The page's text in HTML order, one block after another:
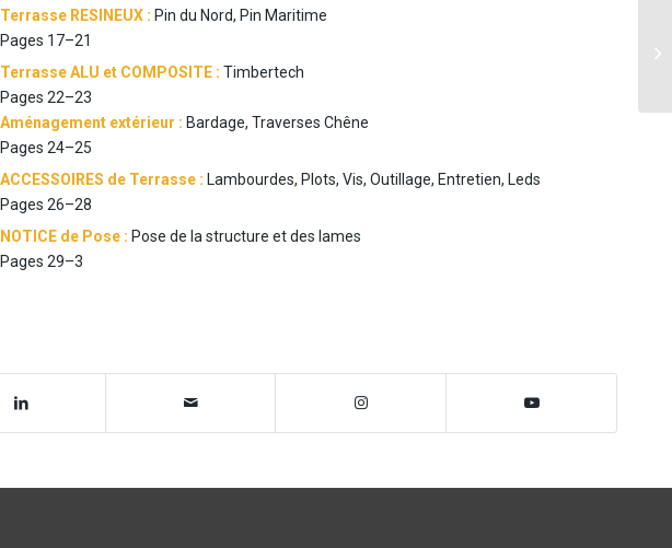
Terrasse RESINEUX : Pin du Nord, Pin Maritime
Pages 1 7–21
Terrasse ALU et COMPOSITE :Timbertech
Pages 22–23
Aménagement extérieur : Bardage, Traverses Chêne
Pages 24–25
ACCESSOIRES de Terrasse : Lambourdes, Plots, Vis, Outillage, Entretien, Leds
Pages 26–28
NOTICE de Pose : Pose de la structure et des lames
Pages 29–3